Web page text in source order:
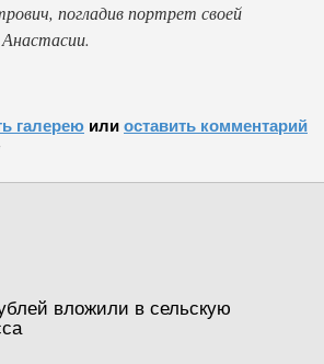
погладив портрет своей
Анастасии.
галерею или оставить комментарий
вложили в сельскую